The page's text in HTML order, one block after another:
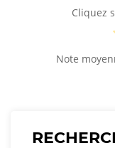
Cliquez
Note